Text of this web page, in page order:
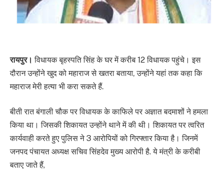
रायपुर। विधायक बृहस्पति सिंह के घर में करीब 12 विधायक पहुंचे। इस
दौरान उन्होंने खुद को महाराज से खतरा बताया, उन्होंने यहां तक कहा कि
महाराज मेरी हत्या भी करा सकते हैं.
बीती रात बंगाली चौक पर विधायक के काफिले पर अज्ञात बदमाशों ने हमला
किया था। जिसकी शिकायत उन्होंने थाने में की थी। शिकायत पर त्वरित
कार्यवाही करते हुए पुलिस ने 3 आरोपियों को गिरफ्तार किया है। जिनमें
जनपद पंचायत अध्यक्ष सचिव सिंहदेव मुख्य आरोपी है. ये मंत्री के करीबी
बताए जाते हैं,